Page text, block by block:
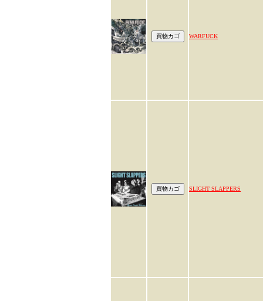
WARFUCK
SLIGHT SLAPPERS